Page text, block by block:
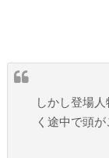
しかし登場
く途中で頭